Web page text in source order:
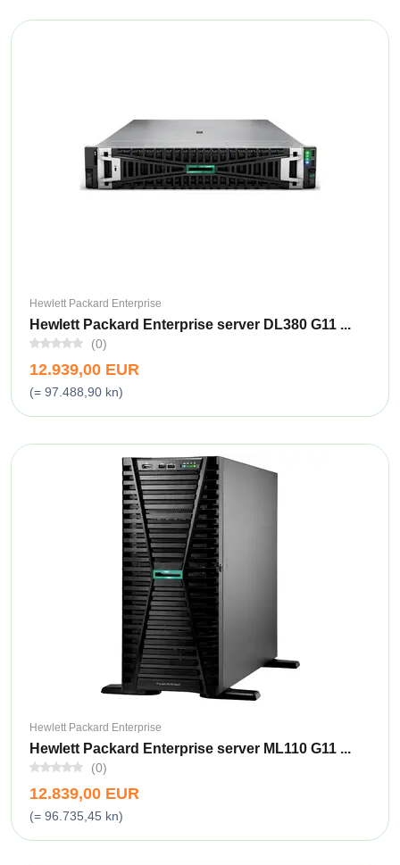
Hewlett Packard Enterprise
Hewlett Packard Enterprise server DL380 G11 ...
(0)
12.939,00 EUR
(= 97.488,90 kn)
Hewlett Packard Enterprise
Hewlett Packard Enterprise server ML110 G11 ...
(0)
12.839,00 EUR
(= 96.735,45 kn)